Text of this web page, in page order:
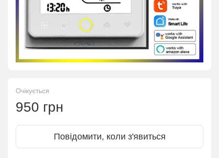
Очікується
950 грн
Повідомити, коли з'явиться